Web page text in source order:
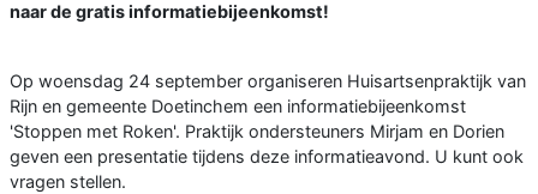
naar de gratis informatiebijeenkomst!
Op woensdag 24 september organiseren Huisartsenpraktijk van
Rijn en gemeente Doetinchem een informatiebijeenkomst
'Stoppen met Roken'. Praktijk ondersteuners Mirjam en Dorien
geven een presentatie tijdens deze informatieavond. U kunt ook
vragen stellen.